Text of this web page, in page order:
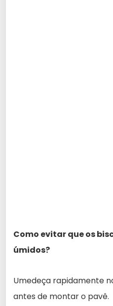
Como evitar que os
úmidos?
Umedeça rapidamente
antes de montar o pavê.